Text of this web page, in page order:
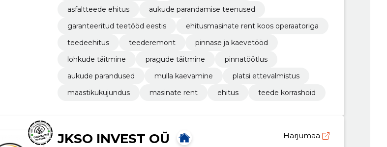
asfaltteede ehitus
aukude parandamise teenused
garanteeritud teetööd eestis
ehitusmasinate rent koos operaatoriga
teedeehitus
teederemont
pinnase ja kaevetööd
lohkude täitmine
pragude täitmine
pinnatöötlus
aukude parandused
mulla kaevamine
platsi ettevalmistus
maastikukujundus
masinate rent ehitus teede korrashoid
JKSO INVEST OÜ Harjumaa